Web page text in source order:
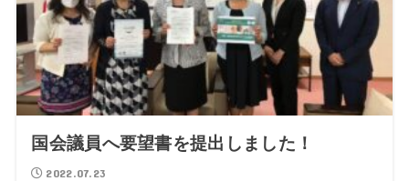
国会議員へ要望書を提出しました！
2022.07.23